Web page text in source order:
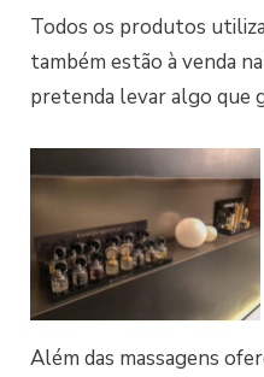
Todos os produtos
também estão à venda na
pretenda levar algo que
Além das massagens